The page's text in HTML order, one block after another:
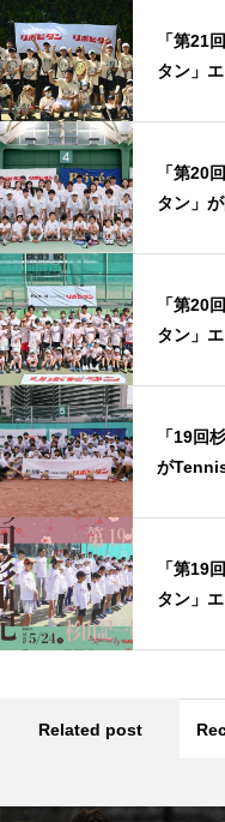
「第
タン」
「第
タン」
「第
タン」
「19回
が
「第
タン」
Related post